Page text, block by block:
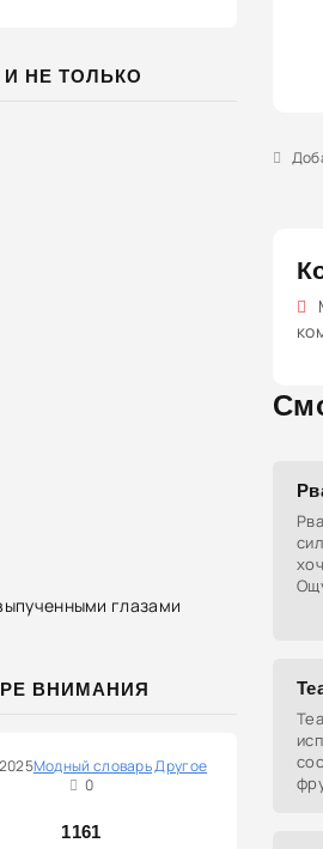
НЕ ТОЛЬКО
глазами
ВНИМАНИЯ
Модный словарьДругое
0
1161